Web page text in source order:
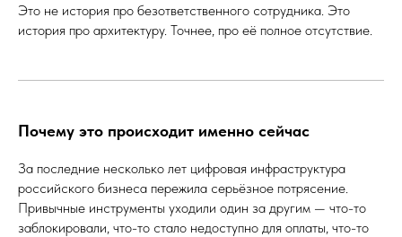
Это не история про безответственного сотрудника. Это
история про архитектуру. Точнее, про её полное отсутствие.
Почему это происходит именно сейчас
За последние несколько лет цифровая инфраструктура
российского бизнеса пережила серьёзное потрясение.
Привычные инструменты уходили один за другим — что-то
заблокировали, что-то стало недоступно для оплаты, что-то